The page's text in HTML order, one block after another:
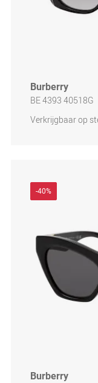
Burberry
BE 4393 40518G
Verkrijgbaar op
-40%
Burberry